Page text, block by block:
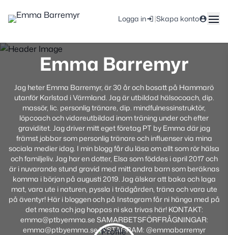
Logga in |Skapa konto
Emma Barremyr
Jag heter Emma Barremyr, är 30 år och bosatt på Hammarö
utanför Karlstad i Värmland. Jag är utbildad hälsocoach, dip.
massör, lic. personlig tränare, dip. mindfulnessinstruktör,
löpcoach och vidareutbildad inom träning under och efter
graviditet. Jag driver mitt eget företag PT by Emma där jag
främst jobbar som personlig tränare och influenser via mina
sociala medier idag. I min blogg får du läsa om allt som rör hälsa
och familjeliv. Jag har en dotter, Elsa som föddes i april 2017 och
är i nuvarande stund gravid med mitt andra barn som beräknas
komma i början på augusti 2019. Jag älskar att baka och laga
mat, vara ute i naturen, pyssla i trädgården, träna och vara ute
på äventyr! Här i bloggen och på Instagram får ni hänga med på
det mesta och jag hoppas ni ska trivas här! KONTAKT:
emma@ptbyemma.se SAMARBETSFÖRFRÅGNINGAR:
emma@ptbyemma.se INSTAGRAM: @emmabarremyr